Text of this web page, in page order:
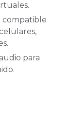
compatible
para